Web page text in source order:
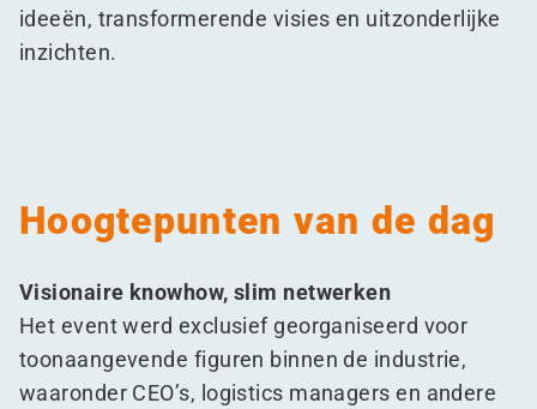
ideeën, transformerende visies en uitzonderlijke
inzichten.
Hoogtepunten van de dag
Visionaire knowhow, slim netwerken
Het event werd exclusief georganiseerd voor
toonaangevende figuren binnen de industrie,
waaronder CEO’s, logistics managers en andere